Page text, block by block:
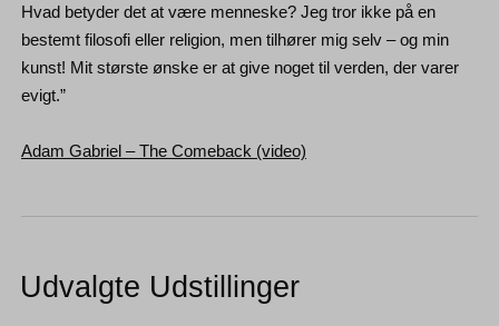
Hvad betyder det at være menneske? Jeg tror ikke på en
bestemt filosofi eller religion, men tilhører mig selv – og min
kunst! Mit største ønske er at give noget til verden, der varer
evigt.”
Adam Gabriel – The Comeback (video)
Udvalgte Udstillinger